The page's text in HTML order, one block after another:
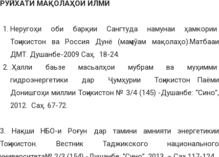
РӮЙХАТИ МАҚОЛАҲОИ ИЛМӢ
Неругоҳи оби барқии Сангтуда намунаи ҳамкории
Тоҷикистон ва Россия Дунё (маҷмӯам мақолаҳо).Матбааи
ДМТ. Душанбе-2009 Саҳ. 18-24.
.Ҳалли баьзе масьалҳои мубрам ва муҳимми
гидроэнергетики дар Ҷумҳурии Тоҷикистон Паёми
Донишгоҳи миллии Тоҷикистон № 3/4 (145) -Душанбе: “Сино”,
2012. Саҳ. 67-72.
3. Нақши НБО-и Роғун дар тамини амнияти энергетикии
Тоҷикистон. Вестник Таджикского национального